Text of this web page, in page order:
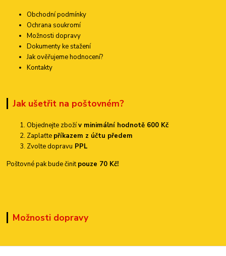
Obchodní podmínky
Ochrana soukromí
Možnosti dopravy
Dokumenty ke stažení
Jak ověřujeme hodnocení?
Kontakty
Jak ušetřit na poštovném?
Objednejte zbožív minimální hodnotě 600 Kč
Zaplaťte příkazem z účtu předem
Zvolte dopravu PPL
Poštovné pak bude činitpouze 70 Kč!
Možnosti dopravy